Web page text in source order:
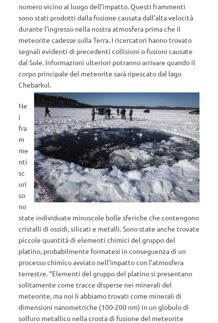
numero vicino al luogo dell’impatto. Questi frammenti
sono stati prodotti dalla fusione causata dall’alta velocità
durante l’ingresso nella nostra atmosfera prima che il
meteorite cadesse sulla Terra. I ricercatori hanno trovato
segnali evidenti di precedenti collisioni o fusioni causate
dal Sole. Informazioni ulteriori potranno arrivare quando il
corpo principale del meteorite sarà ripescato dal lago
Chebarkul.
Ne
i
fra
m
me
nti
sc
uri
so
no
state individuate minuscole bolle sferiche che contengono
cristalli di ossidi, silicati e metalli. Sono state anche trovate
piccole quantità di elementi chimici del gruppo del
platino, probabilmente formatesi in conseguenza di un
processo chimico avviato nell’impatto con l’atmosfera
terrestre. “Elementi del gruppo del platino si presentano
solitamente come tracce disperse nei minerali del
meteorite, ma noi li abbiamo trovati come minerali di
dimensioni nanometriche (100-200 nm) in un globulo di
solfuro metallico nella crosta di fusione del meteorite